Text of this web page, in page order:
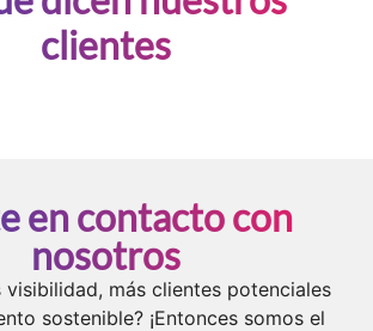
clientes
en contacto con
nosotros
visibilidad, más clientes potenciales
sostenible? ¡Entonces somos el